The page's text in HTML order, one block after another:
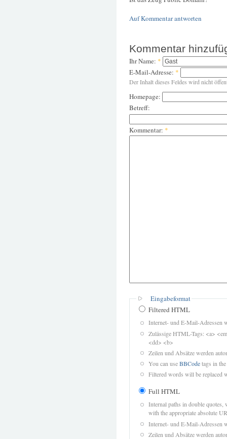
Auf Kommentar antworten
Kommentar
Ihr Name: *
E-Mail-Adresse: *
Der Inhalt dieses Feldes wird nicht
Homepage:
Betreff:
Kommentar: *
Eingabeformat
Filtered HTML
Internet- und E-Mail-Adressen
Zulässige HTML-Tags: <a>
<dd> <b>
Zeilen und Absätze werden
You can useBBCodetags in
Filtered words will be replaced
Full HTML
Internal paths in double quotes,
with the appropriate absolute
Internet- und E-Mail-Adressen
Zeilen und Absätze werden